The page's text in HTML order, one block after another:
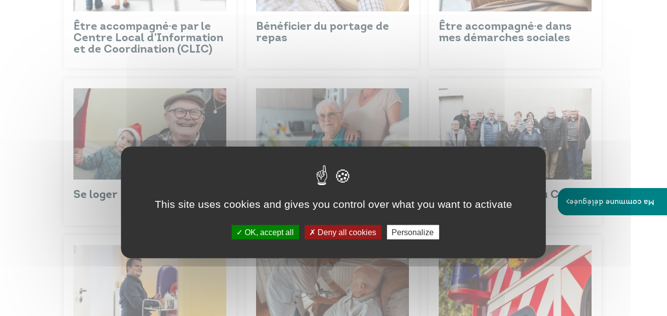
Être accompagné·e par le
Centre Local d'Information
et de Coordination (CLIC)
Bénéficier du portage de
repas
Être accompagné·e dans
mes démarches sociales
Se loger
vulnérable
S’engager au sein du Conseil
des sages
Ma commune déléguée
Annuaires
This site uses cookies and gives you control over what you want to activate
OK, accept all Deny all cookies Personalize